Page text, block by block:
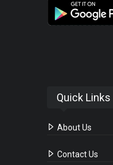
Quick Links
About Us
Contact Us